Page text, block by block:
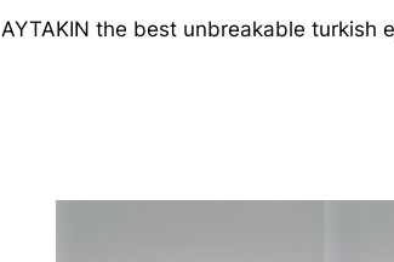
AYTAKIN the best unbreakable turkish